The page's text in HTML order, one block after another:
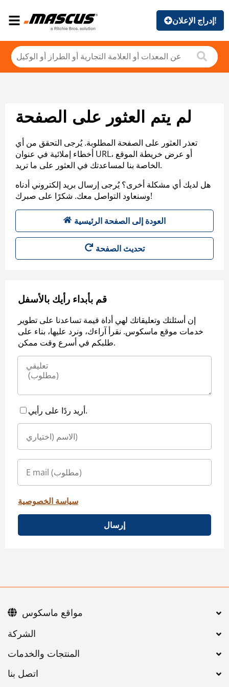
إدراج الإعلان!
لم يتم العثور على الصفحة
تعذر العثور على الصفحة المطلوبة. يُرجى التحقق من أي
أخطاء إملائية في عنوان URL، أو عرض خريطة الموقع
الخاصة بنا لمساعدتك في العثور على ما تريد.
هل لديك أي مشكلة أخرى؟ يُرجى إرسال بريد إلكتروني أدناه
وسنعاود التواصل معك. شكرًا على صبرك!
العودة إلى الصفحة الرئيسية
تحديث الصفحة
قم بأبداء رأيك بالأسفل
إن أسئلتك وتعليقاتك لهي أداة قيمة تساعدنا على تطوير
خدمات موقع ماسكوس. نقرأ آراءك، ونرد عليها، بناء على
طلبكم في أسرع وقت ممكن.
أريد ردًا على رأيي.
سياسة الخصوصية
إرسال
اتصل بنا
مواقع ماسكوس